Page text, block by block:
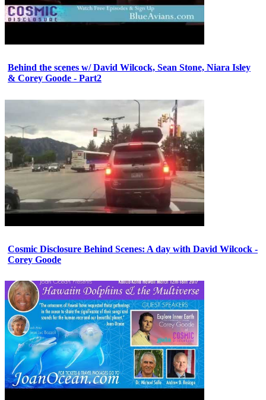
Behind the scenes w/ David Wilcock, Sean Stone, Niara Isley
& Corey Goode - Part2
Cosmic Disclosure Behind Scenes: A day with David Wilcock -
Corey Goode